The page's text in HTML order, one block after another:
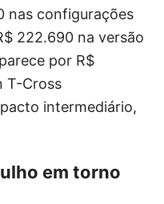
nas configurações
222.690 na versão
por R$
T-Cross
intermediário,
em torno